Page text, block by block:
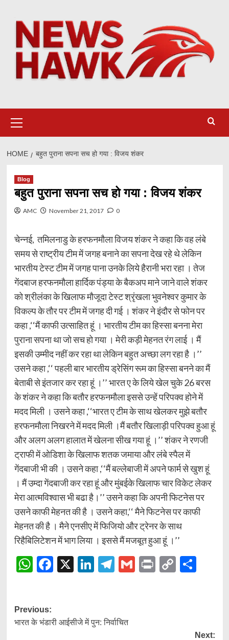
content
Menu
HOME बहुत पुराना सपना सच हो गया : विजय शंकर
Blog
बहुत पुराना सपना सच हो गया : विजय शंकर
AMC November 21, 2017 0
चेन्नई, तमिलनाडु के हरफनमौला विजय शंकर ने कहा कि वह लंबे
समय से राष्ट्रीय टीम में जगह बनाने का सपना देख रहे थे लेकिन
भारतीय टेस्ट टीम में जगह पाना उनके लिये हैरानी भरा रहा । तेज
गेंदबाज हरफनमौला हार्दिक पंड्या के बैकअप माने जाने वाले शंकर
को श्रीलंका के खिलाफ मौजूदा टेस्ट श्रृंखला भुवनेश्वर कुमार के
विकल्प के तौर पर टीम में जगह दी गई । शंकर ने इंदौर से फोन पर
कहा ,‘‘मैं काफी उत्साहित हूं । भारतीय टीम का हिस्सा बनना मेरा
पुराना सपना था जो सच हो गया । मेरी कड़ी मेहनत रंग लाई । मैं
इसकी उम्मीद नहीं कर रहा था लेकिन बहुत अच्छा लग रहा है ।’’
उसने कहा ,‘‘ पहली बार भारतीय ड्रेसिंग रूम का हिस्सा बनने का मैं
बेताबी से इंतजार कर रहा हूं ।’’ भारत ए के लिये खेल चुके 26 बरस
के शंकर ने कहा कि बतौर हरफनमौला इससे उन्हें परिपक्व होने में
मदद मिली । उसने कहा ,‘‘भारत ए टीम के साथ खेलकर मुझे बतौर
हरफनमौला निखरने में मदद मिली ।मैं बतौर खिलाड़ी परिपक्व हुआ हूं
और अलग अलग हालात में खेलना सीख गया हूं ।’’ शंकर ने रणजी
ट्राफी में ओडिशा के खिलाफ शतक जमाया और लंबे स्पैल में
गेंदबाजी भी की । उसने कहा ,‘‘मैं बल्लेबाजी में अपने फार्म से खुश हूं
। मैं उम्दा गेंदबाजी कर रहा हूं और मुंबईके खिलाफ चार विकेट लेकर
मेरा आत्मविश्वास भी बढा है।’’ उसने कहा कि अपनी फिटनेस पर
उसने काफी मेहनत की है । उसने कहा,‘‘ मैने फिटनेस पर काफी
मेहनत की है । मैने एनसीए में फिजियो और ट्रेनर के साथ
रिहैबिलिटेशन में भाग लिया । इससे मैं मजबूत हुआ हूं ।’’
WhatsApp
Facebook
X LinkedIn
Telegram
Gmail
Print
Copy
Post
navigation
Previous:
भारत के भंडारी आईसीजे में पुन: निर्वाचित
Next: